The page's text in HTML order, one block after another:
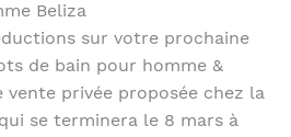
Beliza
sur votre prochaine
de bain pour homme &
vente privée proposée chez la
se terminera le 8 mars à